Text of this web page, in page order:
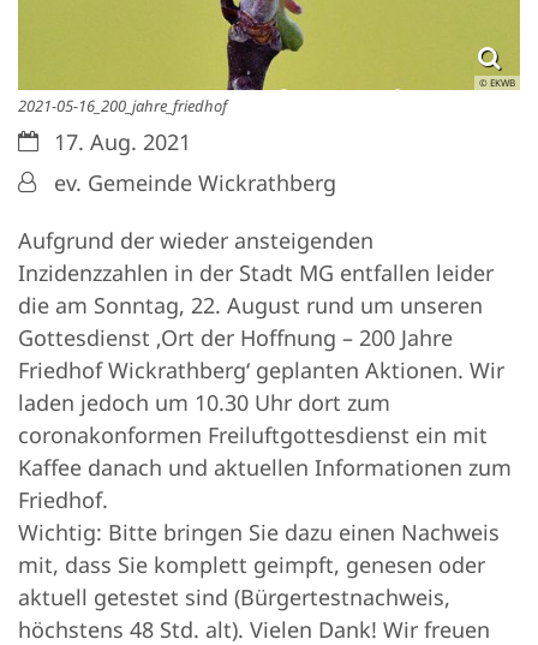
© EKWB
2021-05-16_200_jahre_friedhof
Datum:17. Aug. 2021
Von:ev. Gemeinde Wickrathberg
Aufgrund der wieder ansteigenden
Inzidenzzahlen in der Stadt MG entfallen leider
die am Sonntag, 22. August rund um unseren
Gottesdienst ‚Ort der Hoffnung – 200 Jahre
Friedhof Wickrathberg‘ geplanten Aktionen. Wir
laden jedoch um 10.30 Uhr dort zum
coronakonformen Freiluftgottesdienst ein mit
Kaffee danach und aktuellen Informationen zum
Friedhof.
Wichtig: Bitte bringen Sie dazu einen Nachweis
mit, dass Sie komplett geimpft, genesen oder
aktuell getestet sind (Bürgertestnachweis,
höchstens 48 Std. alt). Vielen Dank! Wir freuen